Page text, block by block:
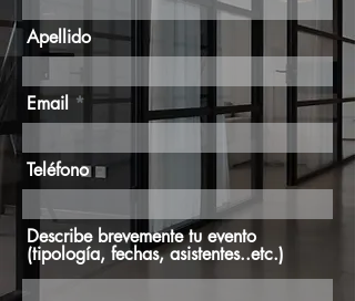
Apellido
Email
Teléfono
Describe brevemente tu evento
(tipología, fechas, asistentes..etc.)